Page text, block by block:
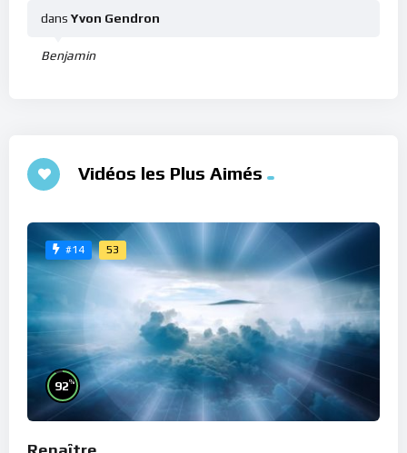
Benjamin
dans Yvon Gendron
Vidéos les Plus Aimés
#14 53
92%